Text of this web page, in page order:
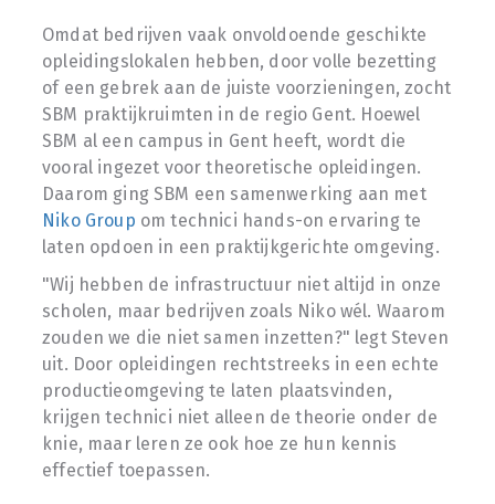
Omdat bedrijven vaak onvoldoende geschikte
opleidingslokalen hebben, door volle bezetting
of een gebrek aan de juiste voorzieningen, zocht
SBM praktijkruimten in de regio Gent. Hoewel
SBM al een campus in Gent heeft, wordt die
vooral ingezet voor theoretische opleidingen.
Daarom ging SBM een samenwerking aan met
Niko Group om technici hands-on ervaring te
laten opdoen in een praktijkgerichte omgeving.
"Wij hebben de infrastructuur niet altijd in onze
scholen, maar bedrijven zoals Niko wél. Waarom
zouden we die niet samen inzetten?" legt Steven
uit. Door opleidingen rechtstreeks in een echte
productieomgeving te laten plaatsvinden,
krijgen technici niet alleen de theorie onder de
knie, maar leren ze ook hoe ze hun kennis
effectief toepassen.